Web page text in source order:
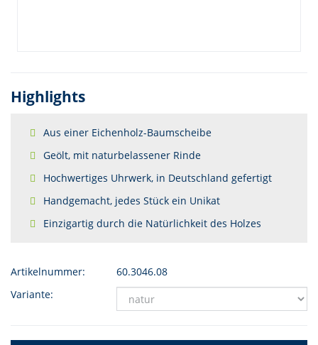
Highlights
Aus einer Eichenholz-Baumscheibe
Geölt, mit naturbelassener Rinde
Hochwertiges Uhrwerk, in Deutschland gefertigt
Handgemacht, jedes Stück ein Unikat
Einzigartig durch die Natürlichkeit des Holzes
Artikelnummer:
60.3046.08
Variante: